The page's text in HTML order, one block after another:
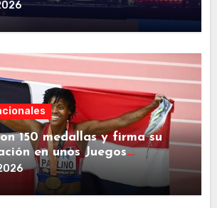
150 medallas y firma su
en unos Juegos